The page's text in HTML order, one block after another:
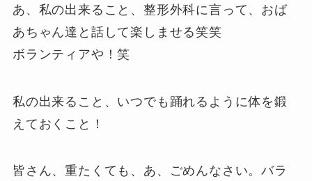
あ、私の出来ること、整形外科に言って、おば
あちゃん達と話して楽しませる笑笑
ボランティアや！笑
私の出来ること、いつでも踊れるように体を鍛
えておくこと！
皆さん、重たくても、あ、ごめんなさい。バラ